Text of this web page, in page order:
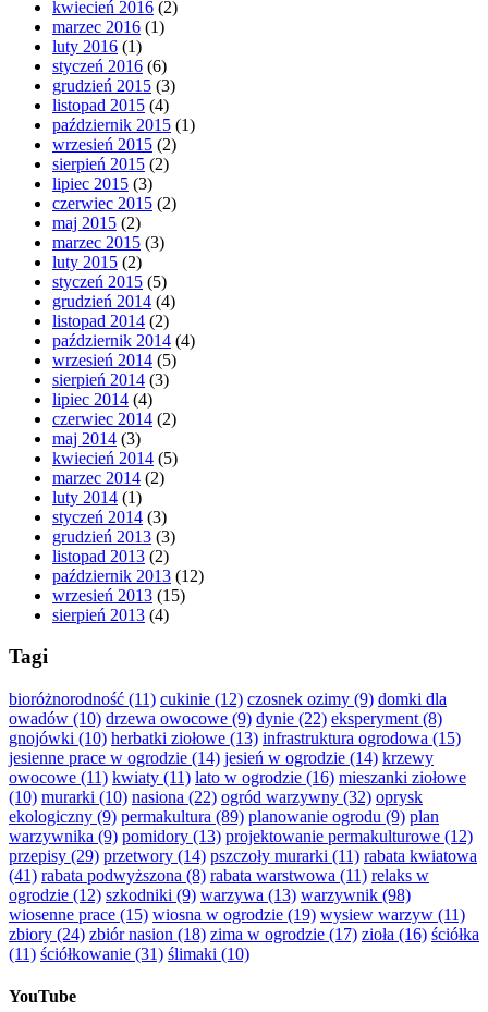
kwiecień 2016 (2)
marzec 2016 (1)
luty 2016 (1)
styczeń 2016 (6)
grudzień 2015 (3)
listopad 2015 (4)
październik 2015 (1)
wrzesień 2015 (2)
sierpień 2015 (2)
lipiec 2015 (3)
czerwiec 2015 (2)
maj 2015 (2)
marzec 2015 (3)
luty 2015 (2)
styczeń 2015 (5)
grudzień 2014 (4)
listopad 2014 (2)
październik 2014 (4)
wrzesień 2014 (5)
sierpień 2014 (3)
lipiec 2014 (4)
czerwiec 2014 (2)
maj 2014 (3)
kwiecień 2014 (5)
marzec 2014 (2)
luty 2014 (1)
styczeń 2014 (3)
grudzień 2013 (3)
listopad 2013 (2)
październik 2013 (12)
wrzesień 2013 (15)
sierpień 2013 (4)
Tagi
bioróżnorodność (11) cukinie (12) czosnek ozimy (9) domki dla
owadów (10) drzewa owocowe (9) dynie (22) eksperyment (8)
gnojówki (10) herbatki ziołowe (13) infrastruktura ogrodowa (15)
jesienne prace w ogrodzie (14) jesień w ogrodzie (14) krzewy
owocowe (11) kwiaty (11) lato w ogrodzie (16) mieszanki ziołowe
(10) murarki (10) nasiona (22) ogród warzywny (32) oprysk
ekologiczny (9) permakultura (89) planowanie ogrodu (9) plan
warzywnika (9) pomidory (13) projektowanie permakulturowe (12)
przepisy (29) przetwory (14) pszczoły murarki (11) rabata kwiatowa
(41) rabata podwyższona (8) rabata warstwowa (11) relaks w
ogrodzie (12) szkodniki (9) warzywa (13) warzywnik (98)
wiosenne prace (15) wiosna w ogrodzie (19) wysiew warzyw (11)
zbiory (24) zbiór nasion (18) zima w ogrodzie (17) zioła (16) ściółka
(11) ściółkowanie (31) ślimaki (10)
YouTube